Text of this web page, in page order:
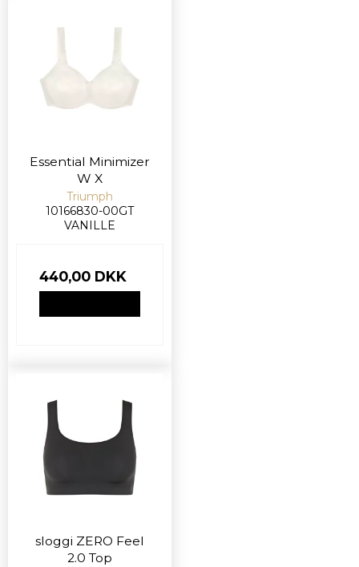
Essential Minimizer
W X
Triumph
10166830-00GT
VANILLE
440,00 DKK
sloggi ZERO Feel
2.0 Top